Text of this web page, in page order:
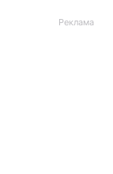
Реклама